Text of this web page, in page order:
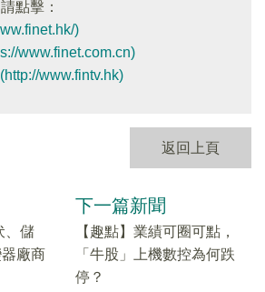
點擊：
)
www.finet.com.cn)
(http://www.fintv.hk)
返回上頁
、儲
廠商
下一篇新聞
【趣點】業績可圈可點，
「牛股」上機數控為何跌
停？